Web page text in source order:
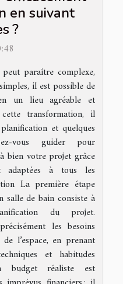
en suivant
?
paraître complexe,
il est possible de
un lieu agréable et
transformation, il
et quelques
vous guider pour
bien votre projet grâce
à tous les
La première étape
de bain consiste à
du projet.
les besoins
l’espace, en prenant
et habitudes
budget réaliste est